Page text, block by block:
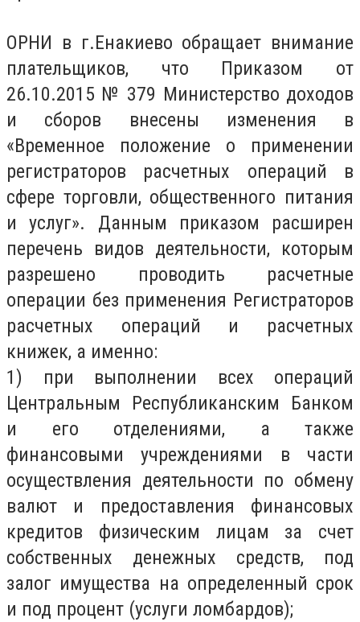
ОРНИ в г.Енакиево обращает внимание
плательщиков, что Приказом от
26.10.2015 № 379 Министерство доходов
и сборов внесены изменения в
«Временное положение о применении
регистраторов расчетных операций в
сфере торговли, общественного питания
и услуг». Данным приказом расширен
перечень видов деятельности, которым
разрешено проводить расчетные
операции без применения Регистраторов
расчетных операций и расчетных
книжек, а именно:
1) при выполнении всех операций
Центральным Республиканским Банком
и его отделениями, а также
финансовыми учреждениями в части
осуществления деятельности по обмену
валют и предоставления финансовых
кредитов физическим лицам за счет
собственных денежных средств, под
залог имущества на определенный срок
и под процент (услуги ломбардов);